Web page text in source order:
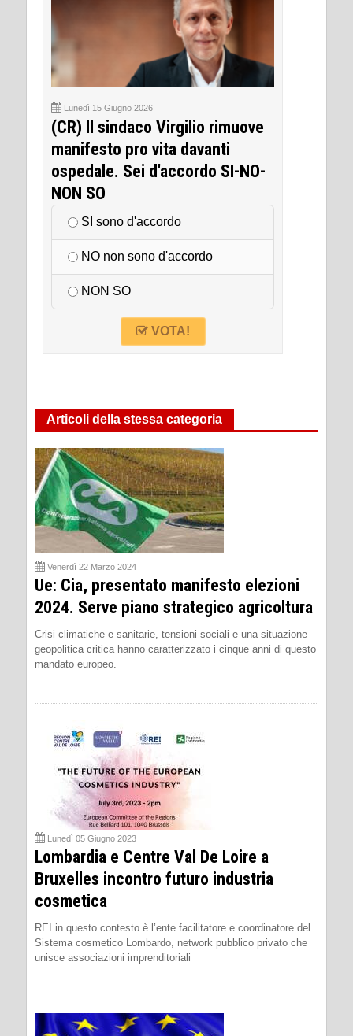
Lunedì 15 Giugno 2026
(CR) Il sindaco Virgilio rimuove
manifesto pro vita davanti
ospedale. Sei d'accordo SI-NO-
NON SO
SI sono d'accordo
NO non sono d'accordo
NON SO
VOTA!
Articoli della stessa categoria
Venerdì 22 Marzo 2024
Ue: Cia, presentato manifesto elezioni
2024. Serve piano strategico agricoltura
Crisi climatiche e sanitarie, tensioni sociali e una situazione
geopolitica critica hanno caratterizzato i cinque anni di questo
mandato europeo.
Lunedì 05 Giugno 2023
Lombardia e Centre Val De Loire a
Bruxelles incontro futuro industria
cosmetica
REI in questo contesto è l’ente facilitatore e coordinatore del
Sistema cosmetico Lombardo, network pubblico privato che
unisce associazioni imprenditoriali